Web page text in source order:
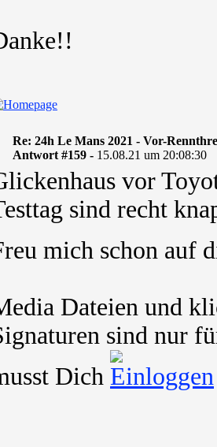
Re: 24h Le Mans 2021 - Vor-
Antwort #159 - 15.08.21 um 20:08:30
vor
sind recht
mich schon auf
Dateien und
sind nur
Dich